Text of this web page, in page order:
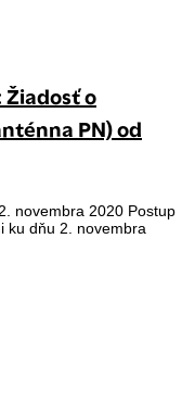
Žiadosť o
PN) od
novembra 2020 Postup
ku dňu 2. novembra